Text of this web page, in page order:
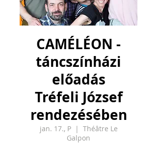
CAMÉLÉON -
táncszínházi
előadás
Tréfeli József
rendezésében
jan. 17., P
  |
Théâtre Le
Galpon